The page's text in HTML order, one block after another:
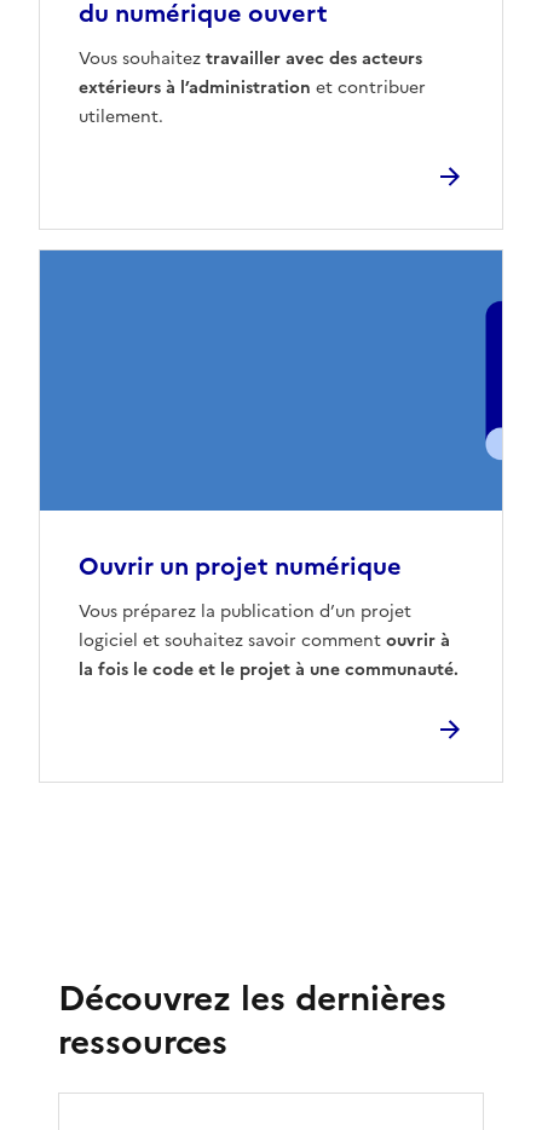
du numérique ouvert
Vous souhaiteztravailler avec des acteurs
extérieurs à l’administration et contribuer
utilement.
Ouvrir un projet numérique
Vous préparez la publication d’un projet
logiciel et souhaitez savoir commentouvrir à
la fois le code et le projet à une communauté.
Découvrez les dernières
ressources